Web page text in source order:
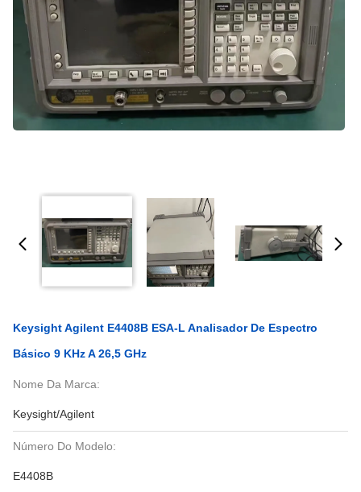
Keysight Agilent E4408B ESA-L Analisador De Espectro
Básico 9 KHz A 26,5 GHz
Nome Da Marca:
Keysight/Agilent
Número Do Modelo:
E4408B